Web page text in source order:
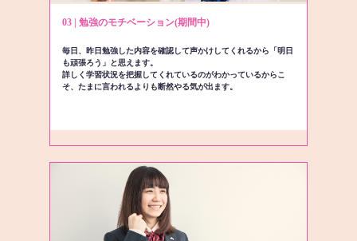
03 | 勉強のモチベーション(期間中)
毎日、昨日勉強した内容を確認して声かけしてくれるから「明日
も頑張ろう」と思えます。
詳しく学習状況を把握してくれているのがわかっているからこ
そ、たまに言われるよりも断然やる気が出ます。